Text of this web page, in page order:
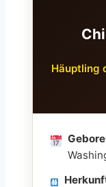
Häuptling